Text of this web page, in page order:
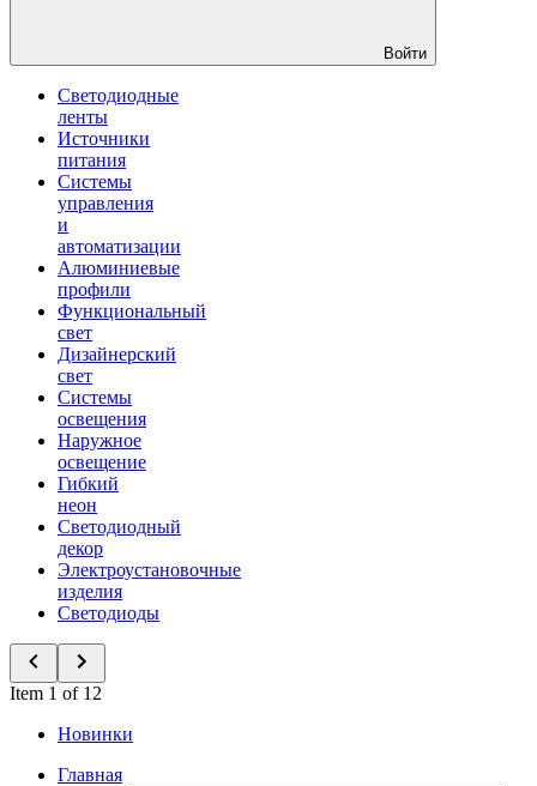
Войти
Светодиодные
ленты
Источники
питания
Системы
управления
и
автоматизации
Алюминиевые
профили
Функциональный
свет
Дизайнерский
свет
Системы
освещения
Наружное
освещение
Гибкий
неон
Светодиодный
декор
Электроустановочные
изделия
Светодиоды
Item 1 of 12
Новинки
Главная